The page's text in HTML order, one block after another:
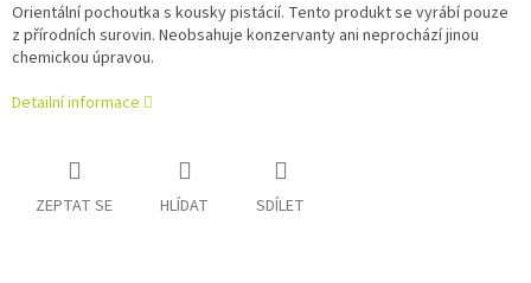
Orientální pochoutka s kousky pistácií. Tento produkt se vyrábí pouze
z přírodních surovin. Neobsahuje konzervanty ani neprochází jinou
chemickou úpravou.
Detailní informace
ZEPTAT SE HLÍDAT SDÍLET